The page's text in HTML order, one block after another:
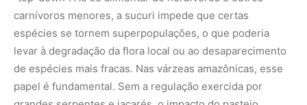
sucuri”. Esses sulcos abertos na massa de plantas
flutuantes facilitam o fluxo de água e a circulação de
oxigênio em áreas de águas paradas, beneficiando a
microfauna e a flora subaquática. É uma interação
simbiótica complexa onde a sobrevivência do indivíduo
contribui diretamente para a resiliência do bioma.